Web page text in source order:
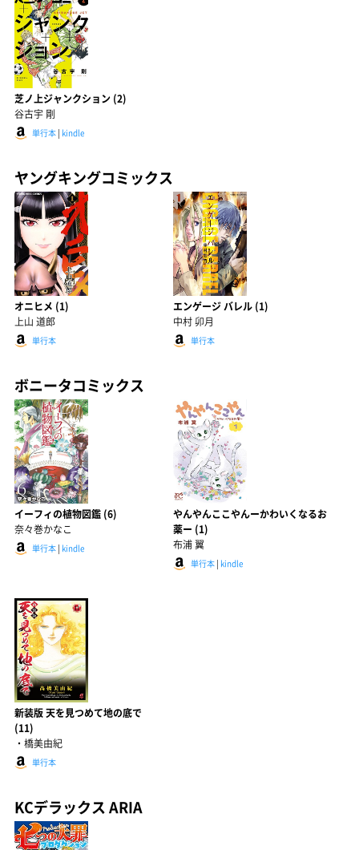
芝ノ上ジャンクション (2)
谷古宇 剛
単行本 | kindle
ヤングキングコミックス
オニヒメ (1)
上山 道郎
単行本
エンゲージ バレル (1)
中村 卯月
単行本
ボニータコミックス
イーフィの植物図鑑 (6)
奈々巻かなこ
単行本 | kindle
やんやんここやんーかわいくなるお
薬ー (1)
布浦 翼
単行本| kindle
新装版 天を見つめて地の底で
(11)
・橋美由紀
単行本
KCデラックス ARIA